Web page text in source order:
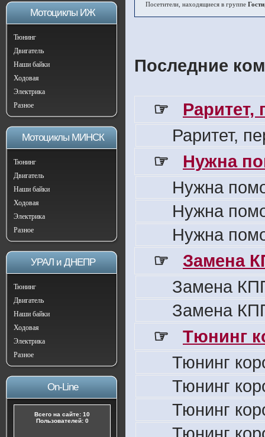
Мотоциклы ИЖ
Тюнинг
Двигатель
Наши байки
Ходовая
Электрика
Разное
Мотоциклы МИНСК
Тюнинг
Двигатель
Наши байки
Ходовая
Электрика
Разное
УРАЛ и ДНЕПР
Тюнинг
Двигатель
Наши байки
Ходовая
Электрика
Разное
On-Line
Всего на сайте: 10
Пользователей: 0
Посетители, находящиеся в группе Гости
Последние
☞
Раритет,
Раритет,
☞
Нужна
Нужна
Нужна
Нужна
☞
Замена
Замена
Замена
☞
Тюнинг
Тюнинг
Тюнинг
Тюнинг